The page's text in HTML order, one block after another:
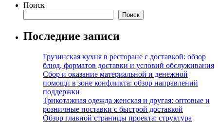
Поиск
Поиск
Последние записи
Грузинская кухня в ресторане с доставкой: обзор
блюд, форматов доставки и условий обслуживания
Сбор и оказание материальной и денежной
помощи в зоне конфликта: обзор направлений
поддержки
Трикотажная одежда женская и другая: оптовые и
розничные поставки с быстрой доставкой
Обзор главной страницы проекта: структура